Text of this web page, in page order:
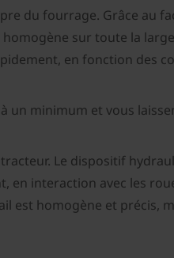
du fourrage. Grâce au
sur toute la
en fonction des
un minimum et vous
Le dispositif
en interaction avec les
est homogène et précis,